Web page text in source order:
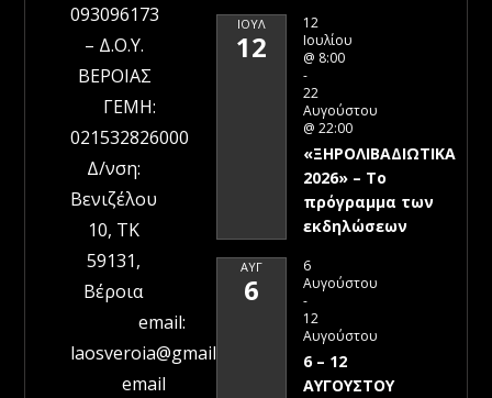
093096173
– Δ.Ο.Υ.
ΒΕΡΟΙΑΣ
ΓΕΜΗ:
021532826000
Δ/νση:
Βενιζέλου
10, ΤΚ
59131,
Βέροια
email:
laosveroia@gmail.com
email
ΙΟΎΛ
12
12
Ιουλίου
@ 8:00
-
22
Αυγούστου
@ 22:00
«ΞΗΡΟΛΙΒΑΔΙΩΤΙΚΑ
2026» – To
πρόγραμμα των
εκδηλώσεων
ΑΥΓ
6
6
Αυγούστου
-
12
Αυγούστου
6 – 12
ΑΥΓΟΥΣΤΟΥ